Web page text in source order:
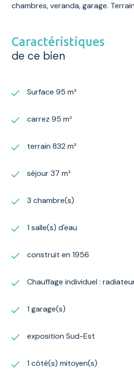
chambres, veranda, garage.
Caractéristiques
de ce bien
Surface 95 m²
carrez 95 m²
terrain 832 m²
séjour 37 m²
3 chambre(s)
1 salle(s) d'eau
construit en 1956
Chauffage individuel :
1 garage(s)
exposition Sud-Est
1 côté(s) mitoyen(s)